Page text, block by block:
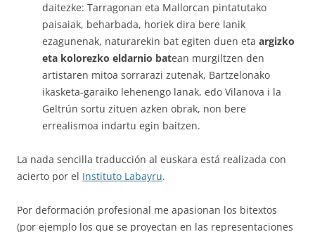
daitezke: Tarragonan eta Mallorcan pintatutako
paisaiak, beharbada, horiek dira bere lanik
ezagunenak, naturarekin bat egiten duen eta argizko
eta kolorezko eldarnio batean murgiltzen den
artistaren mitoa sorrarazi zutenak, Bartzelonako
ikasketa-garaiko lehenengo lanak, edo Vilanova i la
Geltrún sortu zituen azken obrak, non bere
errealismoa indartu egin baitzen.
La nada sencilla traducción al euskara está realizada con
acierto por el Instituto Labayru.
Por deformación profesional me apasionan los bitextos
(por ejemplo los que se proyectan en las representaciones